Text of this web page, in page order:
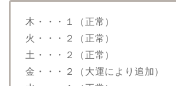
木・・・１（正常）
火・・・２（正常）
土・・・２（正常）
金・・・２（大運により追加）